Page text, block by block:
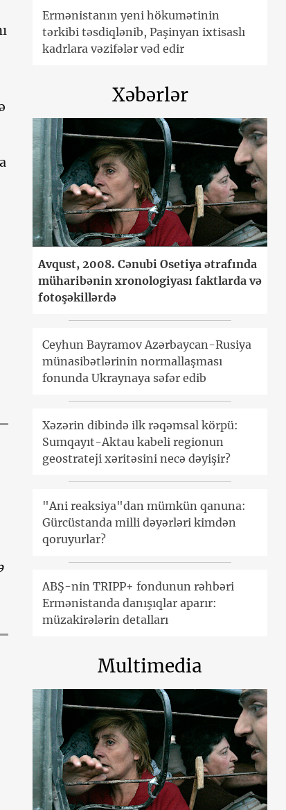
Ermənistanın yeni hökumətinin
tərkibi təsdiqlənib, Paşinyan ixtisaslı
kadrlara vəzifələr vəd edir
Xəbərlər
Avqust, 2008. Cənubi Osetiya ətrafında
müharibənin xronologiyası faktlarda və
fotoşəkillərdə
Ceyhun Bayramov Azərbaycan-Rusiya
münasibətlərinin normallaşması
fonunda Ukraynaya səfər edib
Xəzərin dibində ilk rəqəmsal körpü:
Sumqayıt-Aktau kabeli regionun
geostrateji xəritəsini necə dəyişir?
"Ani reaksiya"dan mümkün qanuna:
Gürcüstanda milli dəyərləri kimdən
qoruyurlar?
ABŞ-nin TRIPP+ fondunun rəhbəri
Ermənistanda danışıqlar aparır:
müzakirələrin detalları
Multimedia